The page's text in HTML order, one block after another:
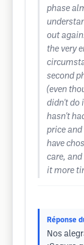
phase
out
the very
second
(even
didn't do
hasn't
price
have
care, and
it more
Réponse
Nos